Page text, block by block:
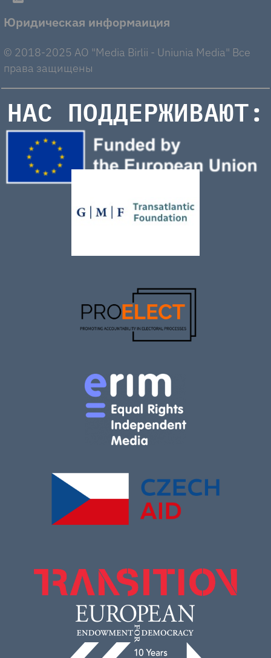
Юридическая информаиция
© 2018-2025 AO "Media Birlii - Uniunia Media" Все
права защищены
НАС ПОДДЕРЖИВАЮТ: